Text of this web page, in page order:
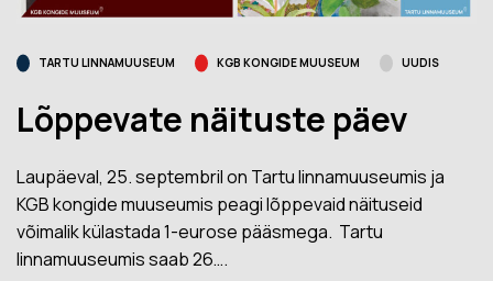
TARTU LINNAMUUSEUM KGB KONGIDE MUUSEUM UUDIS
Lõppevate näituste päev
Laupäeval, 25. septembril on Tartu linnamuuseumis ja
KGB kongide muuseumis peagi lõppevaid näituseid
võimalik külastada 1-eurose pääsmega. Tartu
linnamuuseumis saab 26….